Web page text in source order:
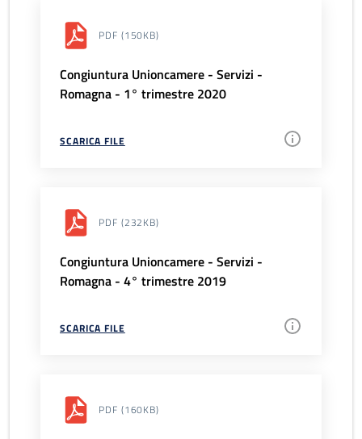
PDF (150KB)
Congiuntura Unioncamere - Servizi -
Romagna - 1° trimestre 2020
SCARICA FILE
PDF (232KB)
Congiuntura Unioncamere - Servizi -
Romagna - 4° trimestre 2019
SCARICA FILE
PDF (160KB)